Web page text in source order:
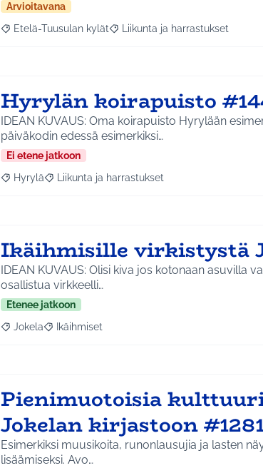
Arvioitavana
Rajaa tulokset aihepiirin mukaan: Etelä-Tuusulan kylät
Etelä-Tuusulan kylät Rajaa tulokset teeman mukaan:
Liikunta ja harrastukset
Hyrylän koirapuisto
IDEAN KUVAUS: Oma koirapuisto Hyrylään
päiväkodin edessä esimerkiksi…
Ei etene jatkoon
Rajaa tulokset aihepiirin mukaan: Hyrylä
Hyrylä Rajaa tulokset teeman mukaan: Liikunta ja
Liikunta ja harrastukset
Ikäihmisille virkistystä
IDEAN KUVAUS: Olisi kiva jos kotonaan asuvilla
osallistua virkkeelli…
Etenee jatkoon
Rajaa tulokset aihepiirin mukaan: Jokela
Jokela Rajaa tulokset teeman mukaan: Ikäihmiset
Ikäihmiset
Pienimuotoisia
Jokelan kirjastoon
Esimerkiksi muusikoita, runonlausujia ja lasten
lisäämiseksi. Avo…